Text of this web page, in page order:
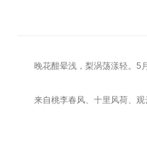
晚花酣晕浅，梨涡荡漾轻。5
来自桃李春风、十里风荷、